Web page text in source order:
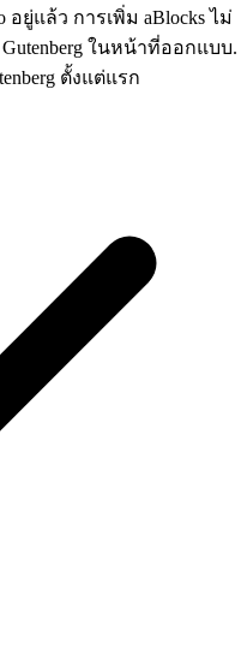
อยู่แล้ว การเพิ่ม aBlocks ไม่
ในหน้าที่ออกแบบ.
ตั้งแต่แรก